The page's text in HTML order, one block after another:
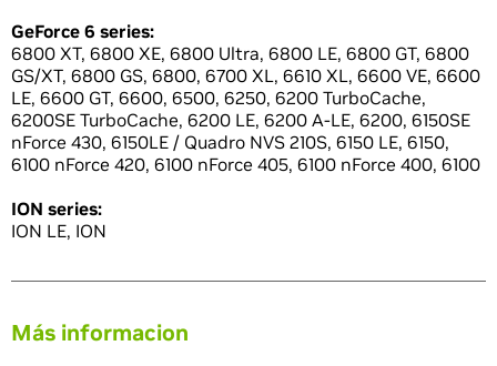
GeForce 6 series:
6800 XT, 6800 XE, 6800 Ultra, 6800 LE, 6800 GT, 6800
GS/XT, 6800 GS, 6800, 6700 XL, 6610 XL, 6600 VE, 6600
LE, 6600 GT, 6600, 6500, 6250, 6200 TurboCache,
6200SE TurboCache, 6200 LE, 6200 A-LE, 6200, 6150SE
nForce 430, 6150LE / Quadro NVS 210S, 6150 LE, 6150,
6100 nForce 420, 6100 nForce 405, 6100 nForce 400, 6100
ION series:
ION LE, ION
Más informacion